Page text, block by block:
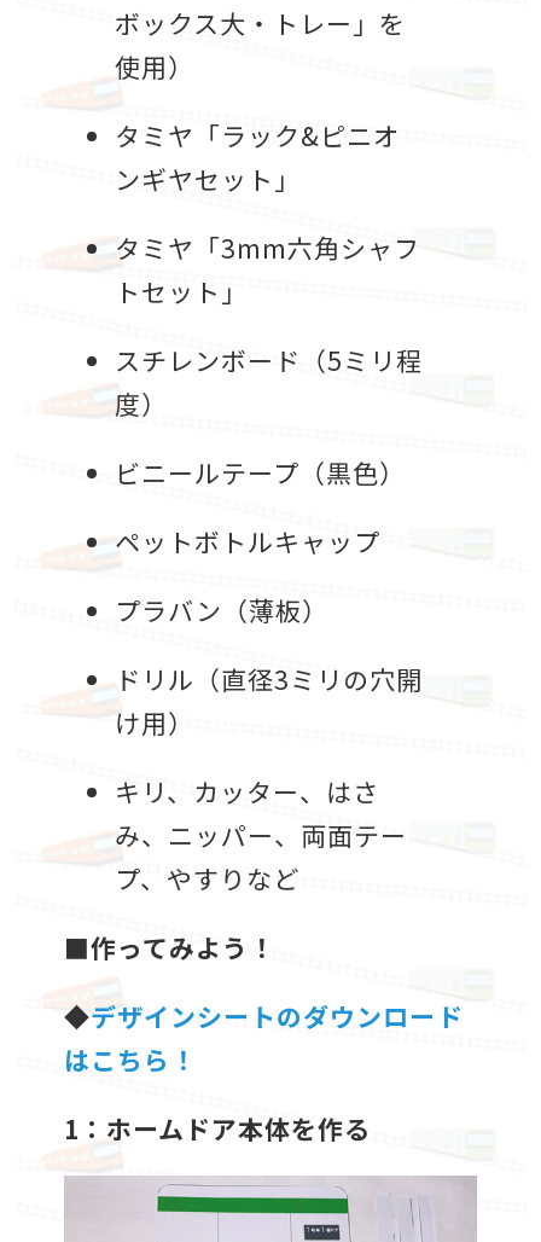
ボックス大・トレー」を
使用）
タミヤ「ラック&ピニオ
ンギヤセット」
タミヤ「3mm六角シャフ
トセット」
スチレンボード（5ミリ程
度）
ビニールテープ（黒色）
ペットボトルキャップ
プラバン（薄板）
ドリル（直径3ミリの穴開
け用）
キリ、カッター、はさ
み、ニッパー、両面テー
プ、やすりなど
■作ってみよう！
◆デザインシートのダウンロード
はこちら！
1：ホームドア本体を作る